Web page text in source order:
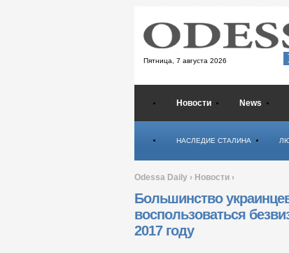
Пятница, 7 августа 2026
Новости News
НАСЛЕДИЕ СТАЛИНА
Odessa Daily › Новости ›
Большинство
воспользоваться
2017 году